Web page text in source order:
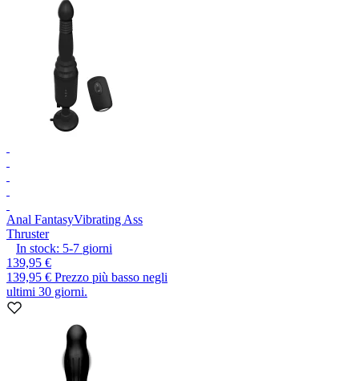
Anal FantasyVibrating Ass
Thruster
In stock: 5-7 giorni
139,95 €
139,95 € Prezzo più basso negli
ultimi 30 giorni.